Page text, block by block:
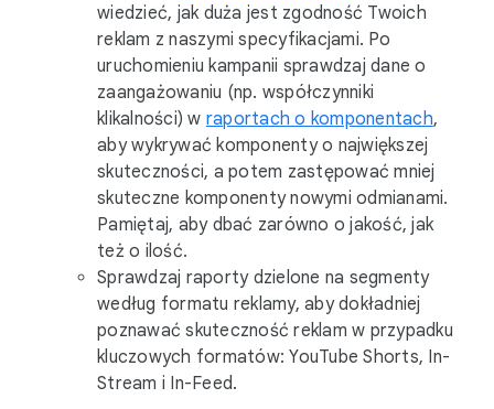
wiedzieć, jak duża jest zgodność Twoich
reklam z naszymi specyfikacjami. Po
uruchomieniu kampanii sprawdzaj dane o
zaangażowaniu (np. współczynniki
klikalności) w raportach o komponentach,
aby wykrywać komponenty o największej
skuteczności, a potem zastępować mniej
skuteczne komponenty nowymi odmianami.
Pamiętaj, aby dbać zarówno o jakość, jak
też o ilość.
Sprawdzaj raporty dzielone na segmenty
według formatu reklamy, aby dokładniej
poznawać skuteczność reklam w przypadku
kluczowych formatów: YouTube Shorts, In-
Stream i In-Feed.